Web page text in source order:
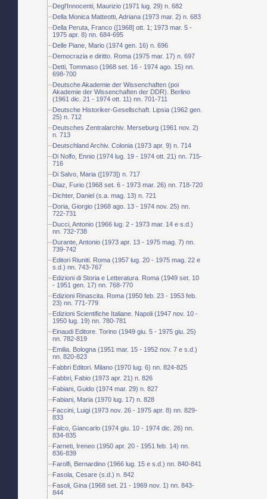
Degl'Innocenti, Maurizio (1971 lug. 29) n. 682
Della Monica Matteotti, Adriana (1973 mar. 2) n. 683
Della Peruta, Franco ([1968] ott. 1; 1973 mar. 5 -
1975 apr. 8) nn. 684-695
Delle Piane, Mario (1974 gen. 16) n. 696
Democrazia e diritto. Roma (1975 mar. 17) n. 697
Detti, Tommaso (1968 set. 16 - 1974 ago. 15) nn.
698-700
Deutsche Akademie der Wissenchaften (poi
Akademie der Wissenchaften der DDR). Berlino
(1961 dic. 21 - 1974 ott. 11) nn. 701-711
Deutsche Historiker-Gesellschaft. Lipsia (1962 gen.
25) n. 712
Deutsches Zentralarchiv. Merseburg (1961 nov. 2)
n. 713
Deutschland Archiv. Colonia (1973 apr. 9) n. 714
Di Nolfo, Ennio (1974 lug. 19 - 1974 ott. 21) nn. 715-
716
Di Salvo, Maria ([1973]) n. 717
Diaz, Furio (1968 set. 6 - 1973 mar. 26) nn. 718-720
Dichter, Daniel (s.a. mag. 13) n. 721
Doria, Giorgio (1968 ago. 13 - 1974 nov. 25) nn.
722-731
Ducci, Antonio (1966 lug. 2 - 1973 mar. 14 e s.d.)
nn. 732-738
Durante, Antonio (1973 apr. 13 - 1975 mag. 7) nn.
739-742
Editori Riuniti. Roma (1957 lug. 20 - 1975 mag. 22 e
s.d.) nn. 743-767
Edizioni di Storia e Letteratura. Roma (1949 set. 10
- 1951 gen. 17) nn. 768-770
Edizioni Rinascita. Roma (1950 feb. 23 - 1953 feb.
23) nn. 771-779
Edizioni Scientifiche Italiane. Napoli (1947 nov. 10 -
1950 lug. 19) nn. 780-781
Einaudi Editore. Torino (1949 giu. 5 - 1975 giu. 25)
nn. 782-819
Emilia. Bologna (1951 mar. 15 - 1952 nov. 7 e s.d.)
nn. 820-823
Fabbri Editori. Milano (1970 lug. 6) nn. 824-825
Fabbri, Fabio (1973 apr. 21) n. 826
Fabiani, Guido (1974 mar. 29) n. 827
Fabiani, Maria (1970 lug. 17) n. 828
Faccini, Luigi (1973 nov. 26 - 1975 apr. 8) nn. 829-
833
Falco, Giancarlo (1974 giu. 10 - 1974 dic. 26) nn.
834-835
Farneti, Ireneo (1950 apr. 20 - 1951 feb. 14) nn.
836-839
Farolfi, Bernardino (1966 lug. 15 e s.d.) nn. 840-841
Fasola, Cesare (s.d.) n. 842
Fasoli, Gina (1968 set. 21 - 1969 nov. 1) nn. 843-
844